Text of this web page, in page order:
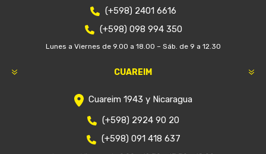
(+598) 2401 6616
(+598) 098 994 350
Lunes a Viernes de 9.00 a 18.00 – Sáb. de 9 a 12.30
CUAREIM
Cuareim 1943 y Nicaragua
(+598) 2924 90 20
(+598) 091 418 637